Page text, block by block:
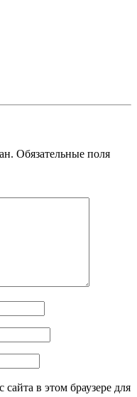
Обязательные поля
в этом браузере для